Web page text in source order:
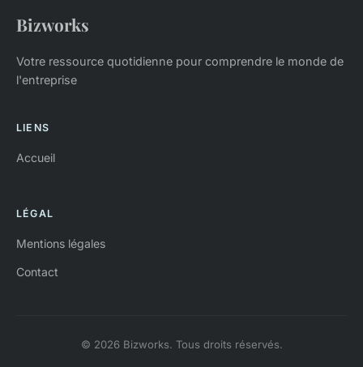
Bizworks
Votre ressource quotidienne pour comprendre le monde de
l'entreprise
LIENS
Accueil
LÉGAL
Mentions légales
Contact
© 2026 Bizworks. Tous droits réservés.